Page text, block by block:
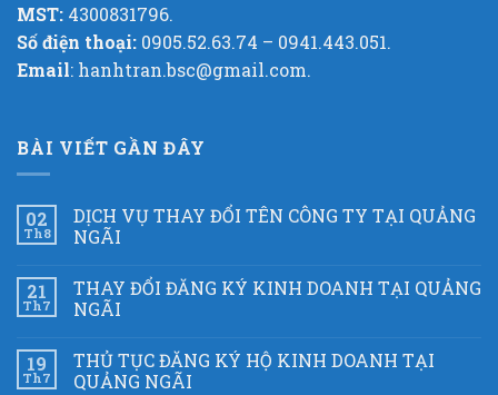
MST: 4300831796.
Số điện thoại: 0905.52.63.74 – 0941.443.051.
Email: hanhtran.bsc@gmail.com.
BÀI VIẾT GẦN ĐÂY
02
Th8
DỊCH VỤ THAY ĐỔI TÊN CÔNG TY TẠI QUẢNG
NGÃI
21
Th7
THAY ĐỔI ĐĂNG KÝ KINH DOANH TẠI QUẢNG
NGÃI
19
Th7
THỦ TỤC ĐĂNG KÝ HỘ KINH DOANH TẠI
QUẢNG NGÃI